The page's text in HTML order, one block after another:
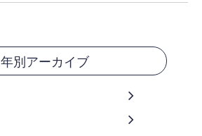
年別アーカイブ